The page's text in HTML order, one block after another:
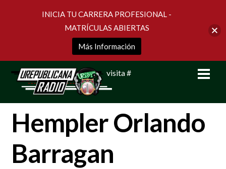
visita #
Hempler Orlando
Barragan
INICIA TU CARRERA PROFESIONAL -
MATRÍCULAS ABIERTAS
Más Información